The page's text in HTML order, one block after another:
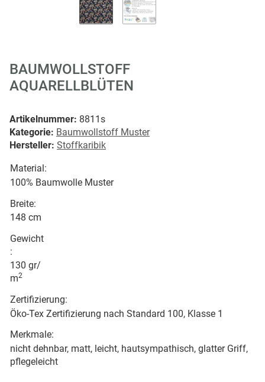
BAUMWOLLSTOFF
AQUARELLBLÜTEN
Artikelnummer: 8811s
Kategorie: Baumwollstoff Muster
Hersteller: Stoffkaribik
Material:
100% Baumwolle Muster
Breite:
148 cm
Gewicht
:
130 gr/
m2
Zertifizierung:
Öko-Tex Zertifizierung nach Standard 100, Klasse 1
Merkmale:
nicht dehnbar, matt, leicht, hautsympathisch, glatter Griff,
pflegeleicht